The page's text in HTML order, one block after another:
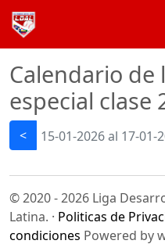
Calendario de
especial clase
< 15-01-2026 al 17-01-
© 2020 - 2026 Liga
Latina. · Politicas de
condiciones Powered by